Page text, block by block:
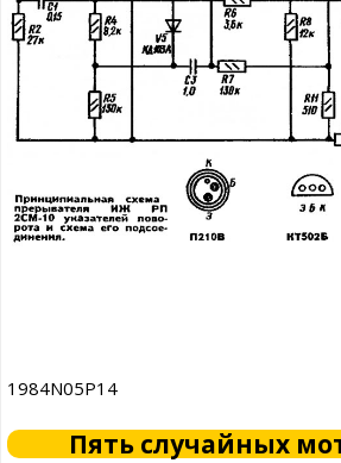
1984N05P14
Пять случайных